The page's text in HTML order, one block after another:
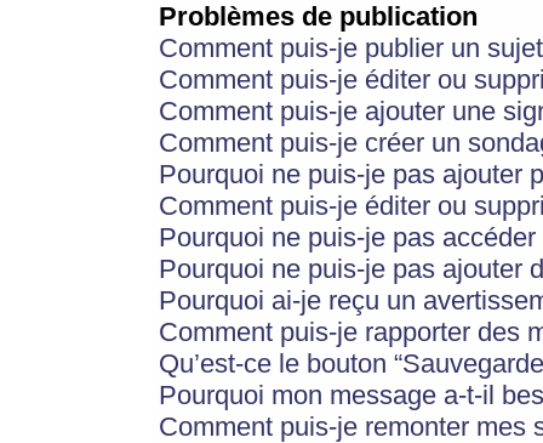
Problèmes de publication
Comment puis-je publier un
Comment puis-je éditer ou
Comment puis-je ajouter une
Comment puis-je créer un
Pourquoi ne puis-je pas ajouter
Comment puis-je éditer ou
Pourquoi ne puis-je pas
Pourquoi ne puis-je pas ajouter
Pourquoi ai-je reçu un
Comment puis-je rapporter des
Qu’est-ce le bouton
Pourquoi mon message a-t-il
Comment puis-je remonter mes